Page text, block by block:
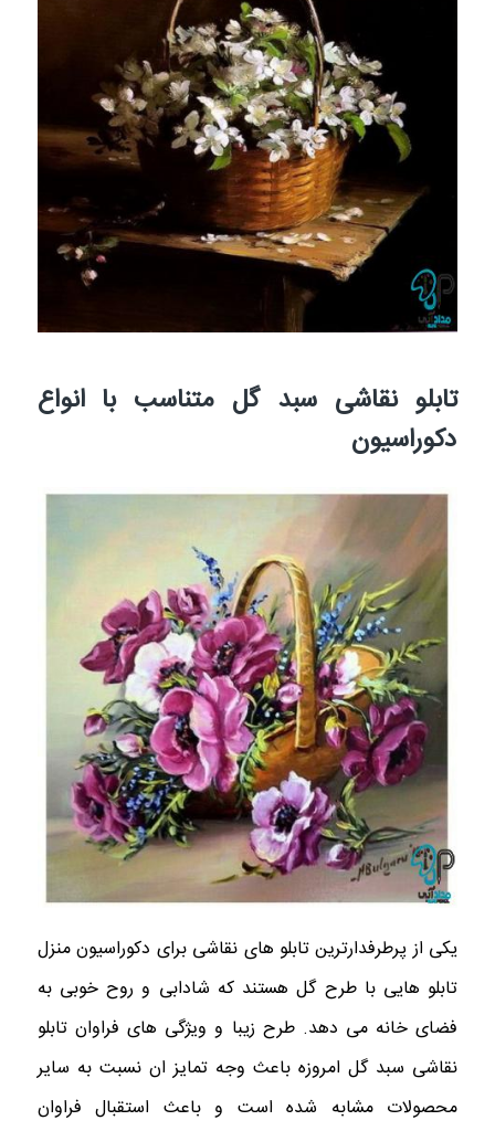
تابلو نقاشی سبد گل متناسب با انواع
دکوراسیون
يكى از پرطرفدارترین تابلو هاى نقاشی برای دکوراسیون منزل
تابلو هايى با طرح گل هستند که شادابی و روح خوبی به
فضای خانه می دهد.طرح زيبا و ویژگی های فراوان تابلو
نقاشى سبد گل امروزه باعث وجه تمایز ان نسبت به سایر
محصولات مشابه شده است و باعث استقبال فراوان